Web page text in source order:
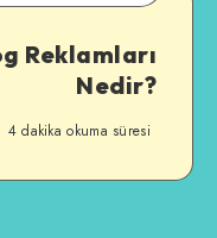
Reklamları
Nedir?
4 dakika okuma süresi